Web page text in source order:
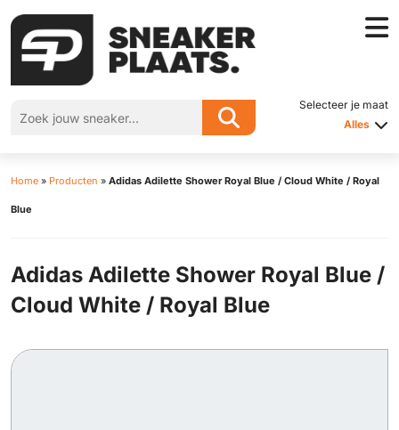
Selecteer je maat
Alles
Home » Producten » Adidas Adilette Shower Royal Blue / Cloud White / Royal
Blue
Adidas Adilette Shower Royal Blue /
Cloud White / Royal Blue